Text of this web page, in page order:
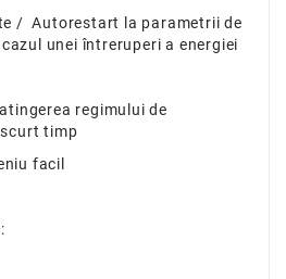
/ Autorestart la parametrii de
unei întreruperi a energiei
regimului de
timp
facil